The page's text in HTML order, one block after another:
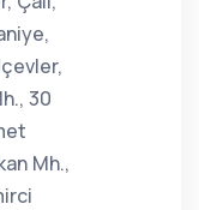
30
Mh.,